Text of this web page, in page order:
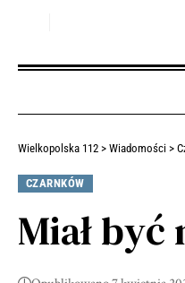
Wielkopolska 112 > Wiadomości >
CZARNKÓW
Miał być